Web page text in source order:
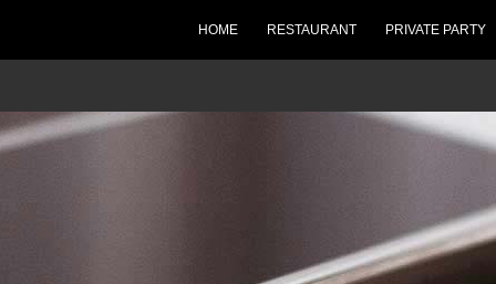
HOME RESTAURANT PRIVATE PARTY